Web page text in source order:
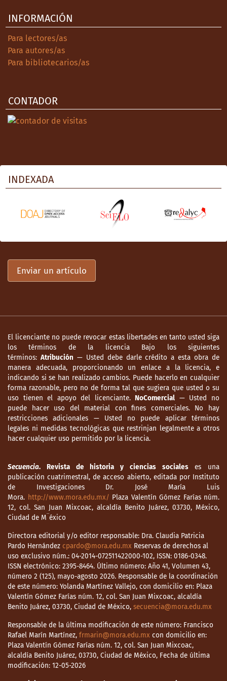
INFORMACIÓN
Para lectores/as
Para autores/as
Para bibliotecarios/as
CONTADOR
INDEXADA
Enviar un artículo
El licenciante no puede revocar estas libertades en tanto usted siga
los términos de la licencia Bajo los siguientes
términos: Atribución — Usted debe darle crédito a esta obra de
manera adecuada, proporcionando un enlace a la licencia, e
indicando si se han realizado cambios. Puede hacerlo en cualquier
forma razonable, pero no de forma tal que sugiera que usted o su
uso tienen el apoyo del licenciante.NoComercial — Usted no
puede hacer uso del material con fines comerciales. No hay
restricciones adicionales — Usted no puede aplicar términos
legales ni medidas tecnológicas que restrinjan legalmente a otros
hacer cualquier uso permitido por la licencia.
Secuencia. Revista de historia y ciencias socialeses una
publicación cuatrimestral, de acceso abierto, editada por Instituto
de Investigaciones Dr. José María Luis
Mora. http://www.mora.edu.mx/ Plaza Valentín Gómez Farías núm.
12, col. San Juan Mixcoac, alcaldía Benito Juárez, 03730, México,
Ciudad de M¨éxico
Directora editorial y/o editor responsable: Dra. Claudia Patricia
Pardo Hernández cpardo@mora.edu.mx Reservas de derechos al
uso exclusivo núm.: 04-2014-072511422000-102, ISSN: 0186-0348.
ISSN electrónico: 2395-8464. Último número: Año 41, Volumen 43,
número 2 (125), mayo-agosto 2026. Responsable de la coordinación
de este número: Yolanda Martínez Vallejo, con domicilio en: Plaza
Valentín Gómez Farías núm. 12, col. San Juan Mixcoac, alcaldía
Benito Juárez, 03730, Ciudad de México, secuencia@mora.edu.mx
Responsable de la última modificación de este número: Francisco
Rafael Marín Martínez, frmarin@mora.edu.mx con domicilio en:
Plaza Valentín Gómez Farías núm. 12, col. San Juan Mixcoac,
alcaldía Benito Juárez, 03730, Ciudad de México, Fecha de última
modificación: 12-05-2026